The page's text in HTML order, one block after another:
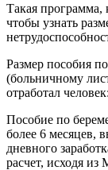
Такая программа,
чтобы узнать
Размер пособия
(больничному
отработал человек:
Пособие по
более 6 месяцев,
дневного
расчет, исходя